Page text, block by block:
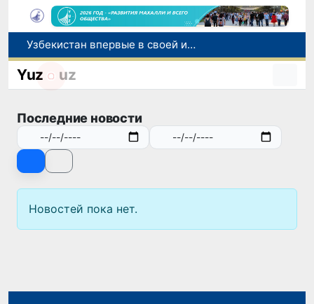
Узбекистан впервые в своей истории примет престижную Международную олимпиаду по информатике IOI 2026
Число пользователей мобильного интернета в Узбекистане за 10 лет выросло в 4,3 раза
Китай и Россия стали крупнейшими торговыми партнерами Узбекистана в первом полугодии 2026 года
Yuz uz
Последние новости
Новостей пока нет.